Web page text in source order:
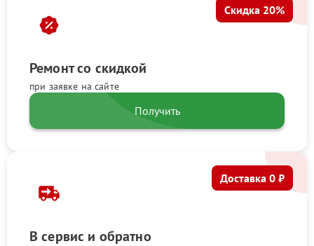
Ремонт со скидкой
при заявке на сайте
Скидка 20%
Получить
В сервис и обратно
Доставка 0 ₽